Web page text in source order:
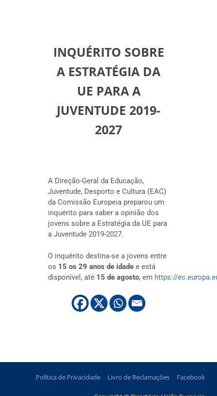
INQUÉRITO SOBRE
A ESTRATÉGIA DA
UE PARA A
JUVENTUDE 2019-
2027
A Direção-Geral da Educação,
Juventude, Desporto e Cultura (EAC)
da Comissão Europeia preparou um
inquérito para saber a opinião dos
jovens sobre a Estratégia da UE para
a Juventude 2019-2027.
O inquérito destina-se a jovens entre
os 15 os 29 anos de idadee está
disponível, até 15 de agosto, em https://
Política de Privacidade Livro de Reclamações Facebook